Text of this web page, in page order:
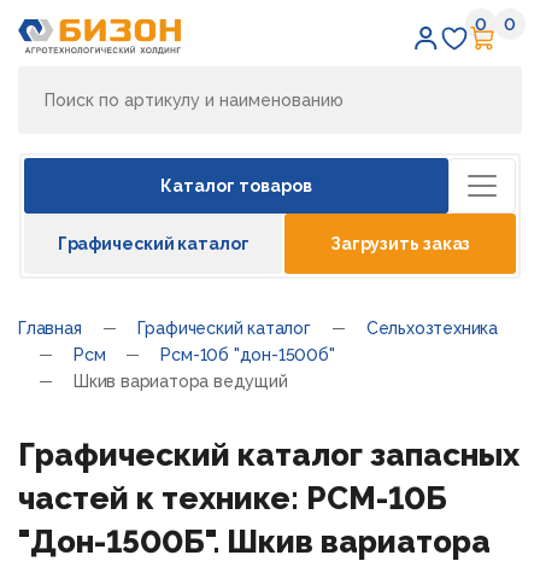
0 0
Каталог товаров
Графический каталог Загрузить заказ
Главная Графический каталог
Сельхозтехника
Рсм
Рсм-10б "дон-1500б"
Шкив вариатора ведущий
Графический каталог запасных
частей к технике: РСМ-10Б
"Дон-1500Б". Шкив вариатора